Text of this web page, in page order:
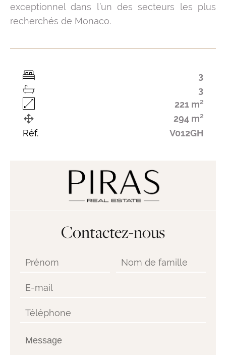
exceptionnel dans l’un des secteurs les plus
recherchés de Monaco.
3
3
221 m²
294 m²
Réf.
V012GH
Contactez-nous